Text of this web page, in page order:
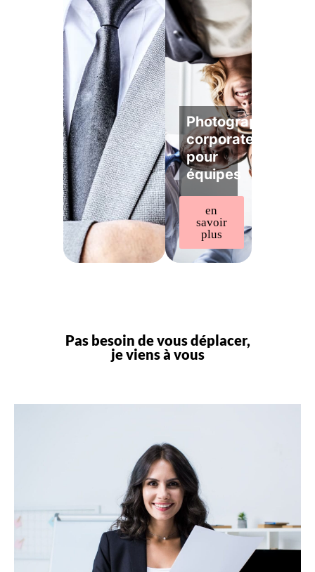
Photographe
corporate
pour
équipes
en
savoir
plus
Pas besoin de vous déplacer,
je viens à vous